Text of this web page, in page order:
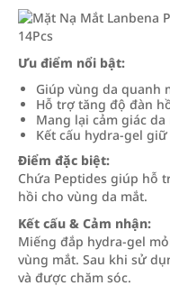
Ưu điểm nổi bật:
Giúp vùng da quanh
Hỗ trợ tăng độ đàn
Mang lại cảm giác
Kết cấu hydra-gel
Điểm đặc biệt:
Chứa Peptides giúp hỗ
hồi cho vùng da mắt.
Kết cấu & Cảm nhận:
Miếng đắp hydra-gel
vùng mắt. Sau khi sử
và được chăm sóc.